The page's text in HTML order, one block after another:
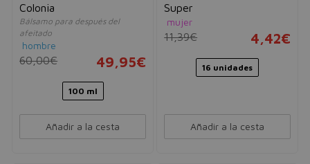
Colonia
Bálsamo para después del
afeitado
hombre
60,00€ 49,95€
100 ml
Añadir a la cesta
Super
mujer
11,39€ 4,42€
16 unidades
Añadir a la cesta